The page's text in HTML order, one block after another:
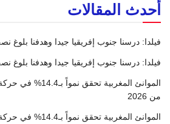
أحدث المقالات
فيلدا: درسنا جنوب إفريقيا جيدا وهدفنا بلوغ
فيلدا: درسنا جنوب إفريقيا جيدا وهدفنا بلوغ
الموانئ المغربية
من 2026
الموانئ المغربية